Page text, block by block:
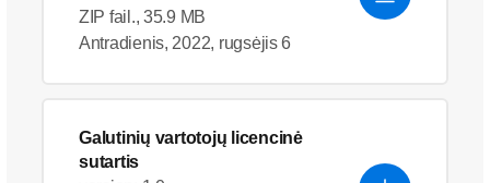
ZIP fail., 35.9 MB
Antradienis, 2022, rugsėjis 6
Galutinių vartotojų licencinė
sutartis